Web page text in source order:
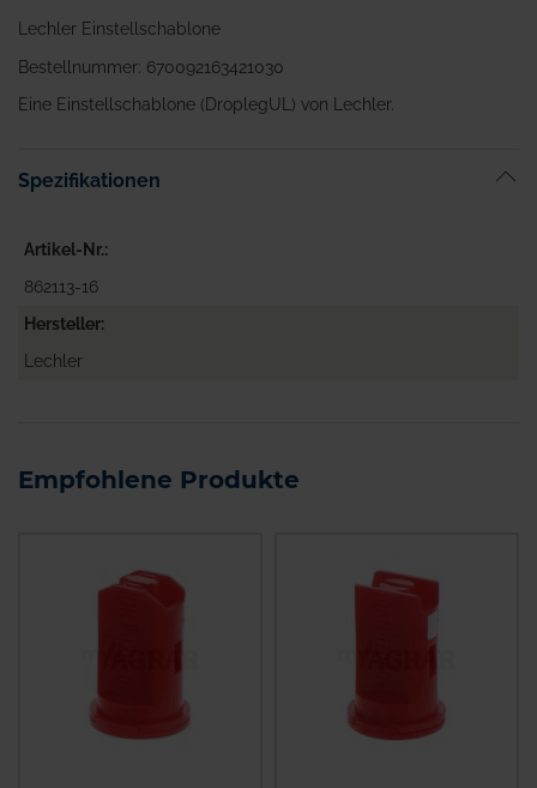
Lechler Einstellschablone
Bestellnummer: 670092163421030
Eine Einstellschablone (DroplegUL) von Lechler.
Spezifikationen
Artikel-Nr.
862113-16
Hersteller
Lechler
Empfohlene Produkte